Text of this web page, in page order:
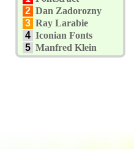
2 Dan Zadorozny
3 Ray Larabie
4 Iconian Fonts
5 Manfred Klein